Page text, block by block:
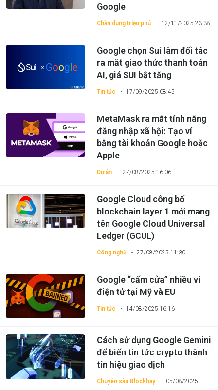
Chân dung triệu phú 12/11/2025 23:38
Google
Tin tức 17/09/2025 08:45
Google chọn Sui làm đối tác
ra mắt giao thức thanh toán
AI, giá SUI bật tăng
Dự án 27/08/2025 16:06
MetaMask ra mắt tính năng
đăng nhập xã hội: Tạo ví
bằng tài khoản Google hoặc
Apple
Công nghệ 27/08/2025 11:30
Google Cloud công bố
blockchain layer 1 mới mang
tên Google Cloud Universal
Ledger (GCUL)
Tin tức 14/08/2025 16:16
Google “cấm cửa” nhiều ví
điện tử tại Mỹ và EU
Chuyên sâu Blockhay
05/08/2025
Cách sử dụng Google Gemini
để biến tin tức crypto thành
tín hiệu giao dịch